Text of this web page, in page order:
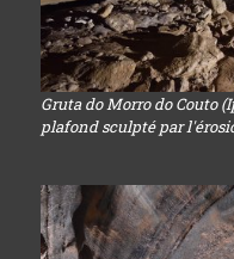
Gruta do Morro do Couto
plafond sculpté par